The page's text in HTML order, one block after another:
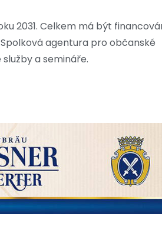
2031. Celkem má být
agentura pro občanské
a semináře.